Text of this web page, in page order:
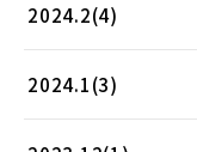
2024.2(4)
2024.1(3)